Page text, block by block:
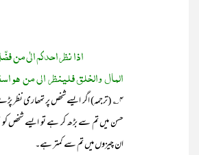
اذا نظر احدکم الٰی من
المال والخلق فلینظر الی من ھو
۴؎ (ترجمہ) اگر ایسے شخص پر تمھاری نظر
حسن میں تم سے بڑھ کر ہے تو ایسے شخص کو
ان چیزوں میں تم سے کمتر ہے۔